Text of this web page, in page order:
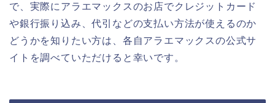
で、実際にアラエマックスのお店でクレジットカード
や銀行振り込み、代引などの支払い方法が使えるのか
どうかを知りたい方は、各自アラエマックスの公式サ
イトを調べていただけると幸いです。